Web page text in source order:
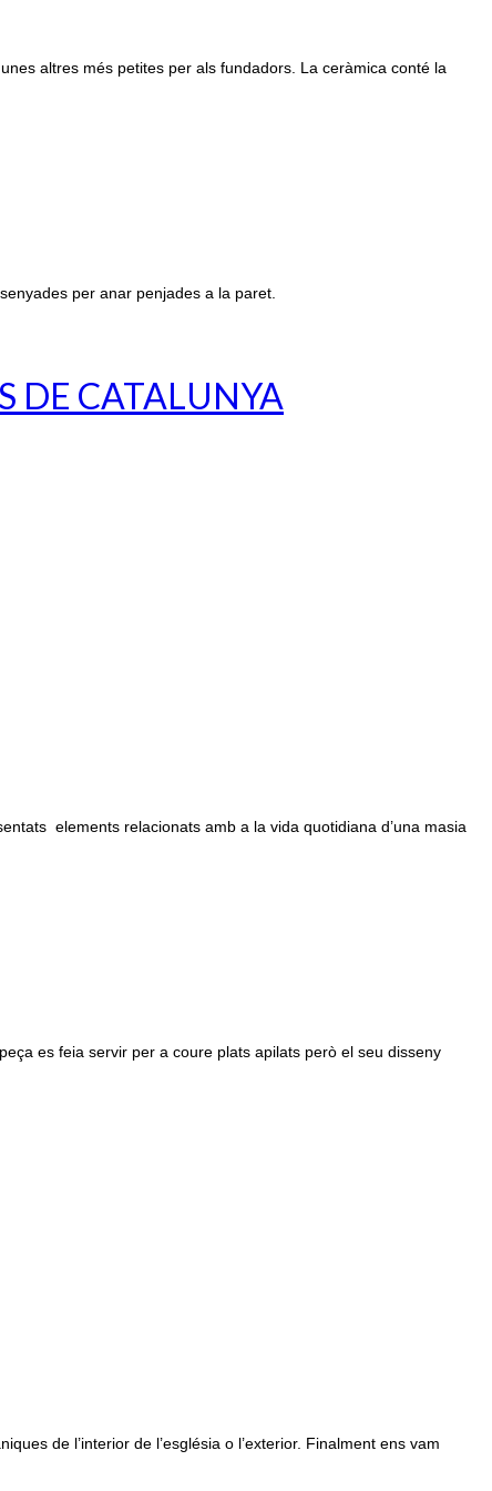
altres més petites per als fundadors. La ceràmica conté la
per anar penjades a la paret.
DE CATALUNYA
elements relacionats amb a la vida quotidiana d’una masia
es feia servir per a coure plats apilats però el seu disseny
de l’interior de l’església o l’exterior. Finalment ens vam